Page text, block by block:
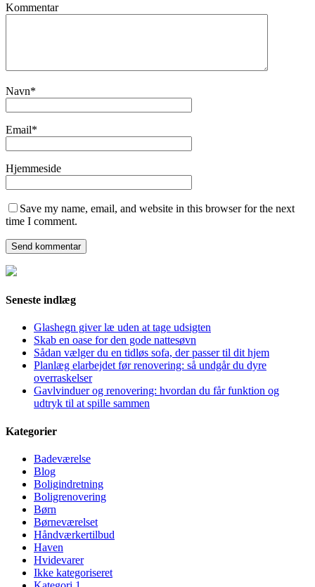
Kommentar
Navn*
Email*
Hjemmeside
Save my name, email, and website in this browser for the next
time I comment.
Seneste indlæg
Glashegn giver læ uden at tage udsigten
Skab en oase for den gode nattesøvn
Sådan vælger du en tidløs sofa, der passer til dit hjem
Planlæg elarbejdet før renovering: så undgår du dyre
overraskelser
Gavlvinduer og renovering: hvordan du får funktion og
udtryk til at spille sammen
Kategorier
Badeværelse
Blog
Boligindretning
Boligrenovering
Børn
Børneværelset
Håndværkertilbud
Haven
Hvidevarer
Ikke kategoriseret